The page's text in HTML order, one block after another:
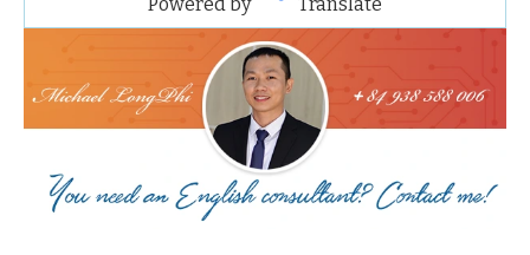
Powered by Translate